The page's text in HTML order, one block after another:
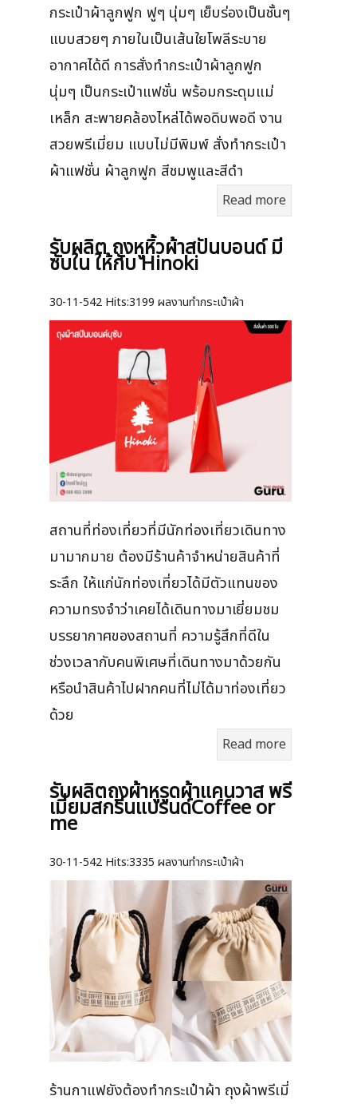
กระเป๋าผ้าลูกฟูก ฟูๆ นุ่มๆ เย็บร่องเป็นชั้นๆ
แบบสวยๆ ภายในเป็นเส้นใยโพลีระบาย
อากาศได้ดี การสั่งทำกระเป๋าผ้าลูกฟูก
นุ่มๆ เป็นกระเป๋าแฟชั่น พร้อมกระดุมแม่
เหล็ก สะพายคล้องไหล่ได้พอดิบพอดี งาน
สวยพรีเมี่ยม แบบไม่มีพิมพ์ สั่งทำกระเป๋า
ผ้าแฟชั่น ผ้าลูกฟูก สีชมพูและสีดำ
Read more
รับผลิต ถุงหูหิ้วผ้าสปันบอนด์ มี
ซับใน ให้กับ Hinoki
30-11-542 Hits:3199 ผลงานทำกระเป๋าผ้า
สถานที่ท่องเที่ยวที่มีนักท่องเที่ยวเดินทาง
มามากมาย ต้องมีร้านค้าจำหน่ายสินค้าที่
ระลึก ให้แก่นักท่องเที่ยวได้มีตัวแทนของ
ความทรงจำว่าเคยได้เดินทางมาเยี่ยมชม
บรรยากาศของสถานที่ ความรู้สึกที่ดีใน
ช่วงเวลากับคนพิเศษที่เดินทางมาด้วยกัน
หรือนำสินค้าไปฝากคนที่ไม่ได้มาท่องเที่ยว
ด้วย
Read more
รับผลิตถุงผ้าหูรูดผ้าแคนวาส พรี
เมี่ยมสกรีนแบรนด์Coffee or
me
30-11-542 Hits:3335 ผลงานทำกระเป๋าผ้า
ร้านกาแฟยังต้องทำกระเป๋าผ้า ถุงผ้าพรีเมี่